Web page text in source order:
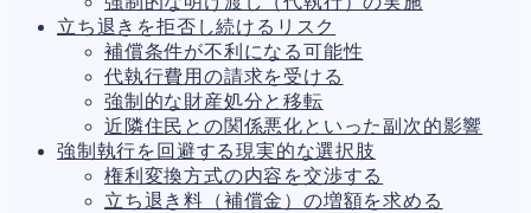
資産売却194
法務 1,099
差押・強制執行231
法令違反・行政処分318
訴訟・不正279
損害賠償・知的財産271
経営 157
ガバナンス
90
立ち退きを拒否し続けるリスク
補償条件が不利になる可能性
代執行費用の請求を受ける
強制的な財産処分と移転
近隣住民との関係悪化といった副次的影響
強制執行を回避する現実的な選択肢
権利変換方式の内容を交渉する
立ち退き料（補償金）の増額を求める